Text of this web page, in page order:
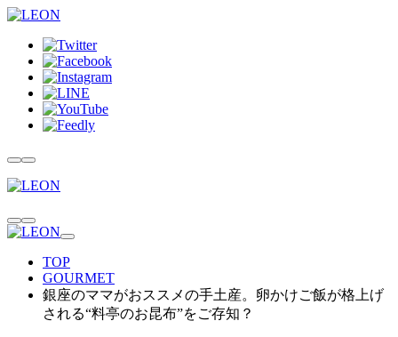
TOP
GOURMET
銀座のママがおススメの手土産。卵かけご飯が格上げ
される“料亭のお昆布”をご存知？